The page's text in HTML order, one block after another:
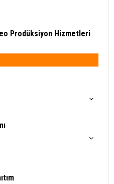
Prodüksiyon Hizmetleri